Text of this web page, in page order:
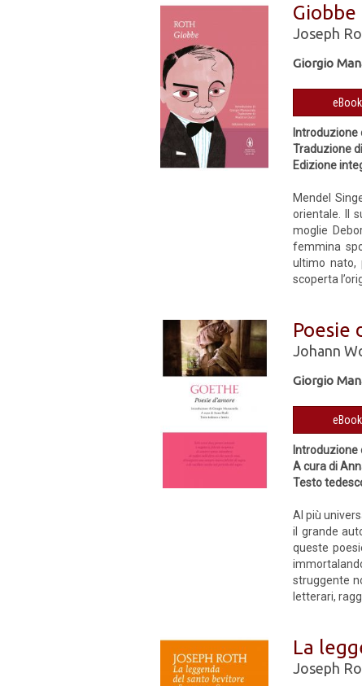
Giobbe
Joseph
Giorgio
Introduzione
Traduzione
Edizione
Mendel
orientale. Il
moglie
femmina
ultimo nato,
scoperta
Poesie
Johann
Giorgio
Introduzione
A cura di
Testo
Al più
il grande
queste
struggente
letterari,
La
Joseph